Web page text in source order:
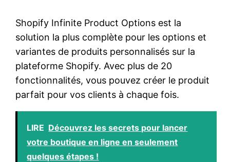
Shopify Infinite Product Options est la
solution la plus complète pour les options et
variantes de produits personnalisés sur la
plateforme Shopify. Avec plus de 20
fonctionnalités, vous pouvez créer le produit
parfait pour vos clients à chaque fois.
LIRE Découvrez les secrets pour lancer
votre boutique en ligne en seulement
quelques étapes !